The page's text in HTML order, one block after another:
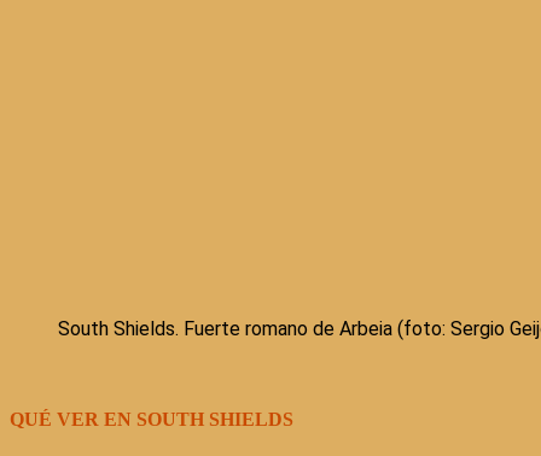
South Shields. Fuerte romano de Arbeia (foto: Sergio
QUÉ VER EN SOUTH SHIELDS